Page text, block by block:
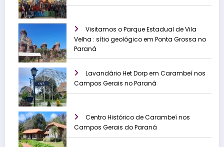
Visitamos o Parque Estadual de Vila
Velha : sítio geológico em Ponta Grossa no
Paraná
Lavandário Het Dorp em Carambeí nos
Campos Gerais no Paraná
Centro Histórico de Carambeí nos
Campos Gerais do Paraná